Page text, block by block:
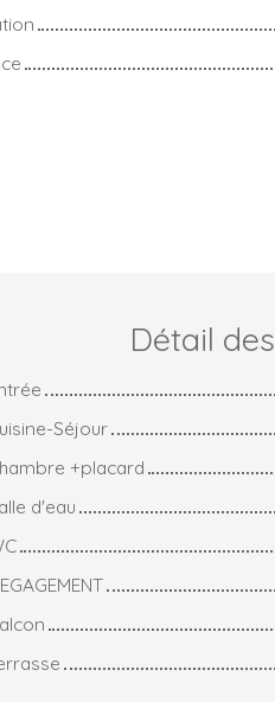
Détail des
Séjour
+placard
d'eau